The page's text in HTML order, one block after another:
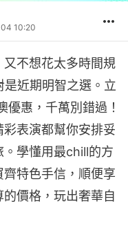
10:20
不想花太多時間規
近期明智之選。立
優惠，千萬別錯過！
表演都幫你安排妥
學懂用最chill的方
特色手信，順便享
價格，玩出奢華自